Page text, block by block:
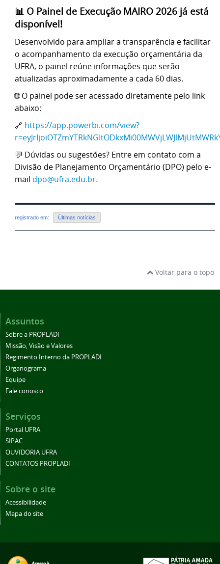
📊 O Painel de Execução MAIRO 2026 já está
disponível!
Desenvolvido para ampliar a transparência e facilitar
o acompanhamento da execução orçamentária da
UFRA, o painel reúne informações que serão
atualizadas aproximadamente a cada 60 dias.
🌐 O painel pode ser acessado diretamente pelo link
abaixo:
🔗 https://app.powerbi.com/view?
💬 Dúvidas ou sugestões? Entre em contato com a
Divisão de Planejamento Orçamentário (DPO) pelo e-
mail dpo@ufra.edu.br.
registrado em: Últimas notícias
Voltar para o topo
Assuntos
Sobre a PROPLADI
Missão, Visão e Valores
Regimento Interno da PROPLADI
Organograma
Equipe
Fale conosco
Serviços
Portal UFRA
SIPAC
OUVIDORIA UFRA
CONTATOS PROPLADI
Sobre o site
Acessibilidade
Mapa do site